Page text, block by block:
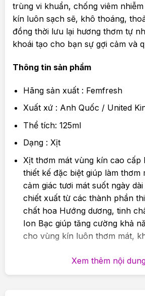
trùng vi khuẩn, chống viêm
kín luôn sạch sẽ, khô thoáng,
đồng thời lưu lại hương thơm tự
khoái tạo cho bạn sự gợi cảm và
Thông tin sản phẩm
Hãng sản xuất : Femfresh
Xuất xứ : Anh Quốc / United
Thể tích: 125ml
Dạng : Xịt
Xịt thơm mát vùng kín cao cấp
thiết kế đặc biệt giúp làm thơm
cảm giác tươi mát suốt ngày
chiết xuất từ các thành phần
chất hoa Hướng dương, tinh
Ion Bạc giúp tăng cường khả
cho vùng kín luôn thơm mát,
Xem thêm nội